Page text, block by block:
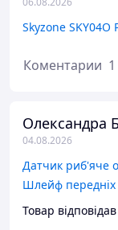
Коментарии 1
Олександра
04.08.2026
Датчик риб'яче
Товар